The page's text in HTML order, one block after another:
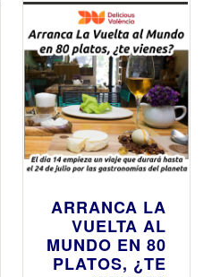
ARRANCA LA
VUELTA AL
MUNDO EN 80
PLATOS, ¿TE